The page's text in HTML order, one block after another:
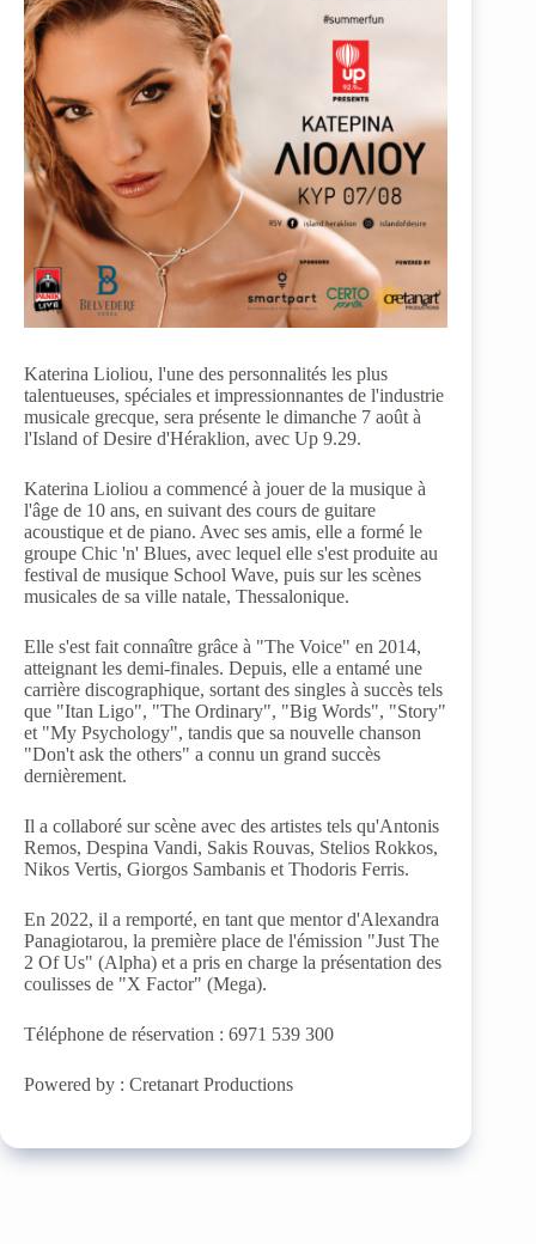
Katerina Lioliou, l'une des personnalités les plus
talentueuses, spéciales et impressionnantes de l'industrie
musicale grecque, sera présente le dimanche 7 août à
l'Island of Desire d'Héraklion, avec Up 9.29.
Katerina Lioliou a commencé à jouer de la musique à
l'âge de 10 ans, en suivant des cours de guitare
acoustique et de piano. Avec ses amis, elle a formé le
groupe Chic 'n' Blues, avec lequel elle s'est produite au
festival de musique School Wave, puis sur les scènes
musicales de sa ville natale, Thessalonique.
Elle s'est fait connaître grâce à "The Voice" en 2014,
atteignant les demi-finales. Depuis, elle a entamé une
carrière discographique, sortant des singles à succès tels
que "Itan Ligo", "The Ordinary", "Big Words", "Story"
et "My Psychology", tandis que sa nouvelle chanson
"Don't ask the others" a connu un grand succès
dernièrement.
Il a collaboré sur scène avec des artistes tels qu'Antonis
Remos, Despina Vandi, Sakis Rouvas, Stelios Rokkos,
Nikos Vertis, Giorgos Sambanis et Thodoris Ferris.
En 2022, il a remporté, en tant que mentor d'Alexandra
Panagiotarou, la première place de l'émission "Just The
2 Of Us" (Alpha) et a pris en charge la présentation des
coulisses de "X Factor" (Mega).
Téléphone de réservation : 6971 539 300
Powered by : Cretanart Productions